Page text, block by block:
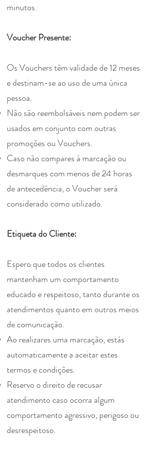
minutos.
Voucher Presente:
Os Vouchers têm validade de 12 meses
e destinam-se ao uso de uma única
pessoa.
Não são reembolsáveis nem podem ser
usados em conjunto com outras
promoções ou Vouchers.
Caso não compares à marcação ou
desmarques com menos de 24 horas
de antecedência, o Voucher será
considerado como utilizado.
Etiqueta do Cliente:
Espero que todos os clientes
mantenham um comportamento
educado e respeitoso, tanto durante os
atendimentos quanto em outros meios
de comunicação.
Ao realizares uma marcação, estás
automaticamente a aceitar estes
termos e condições.
Reservo o direito de recusar
atendimento caso ocorra algum
comportamento agressivo, perigoso ou
desrespeitoso.